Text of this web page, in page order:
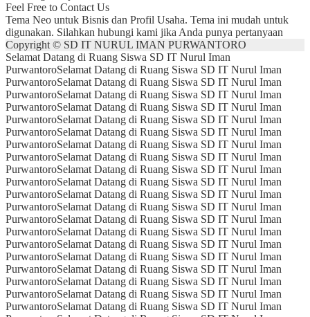
Feel Free to Contact Us
Tema Neo untuk Bisnis dan Profil Usaha. Tema ini mudah untuk
digunakan. Silahkan hubungi kami jika Anda punya pertanyaan
Copyright © SD IT NURUL IMAN PURWANTORO
Selamat Datang di Ruang Siswa SD IT Nurul Iman
PurwantoroSelamat Datang di Ruang Siswa SD IT Nurul Iman
PurwantoroSelamat Datang di Ruang Siswa SD IT Nurul Iman
PurwantoroSelamat Datang di Ruang Siswa SD IT Nurul Iman
PurwantoroSelamat Datang di Ruang Siswa SD IT Nurul Iman
PurwantoroSelamat Datang di Ruang Siswa SD IT Nurul Iman
PurwantoroSelamat Datang di Ruang Siswa SD IT Nurul Iman
PurwantoroSelamat Datang di Ruang Siswa SD IT Nurul Iman
PurwantoroSelamat Datang di Ruang Siswa SD IT Nurul Iman
PurwantoroSelamat Datang di Ruang Siswa SD IT Nurul Iman
PurwantoroSelamat Datang di Ruang Siswa SD IT Nurul Iman
PurwantoroSelamat Datang di Ruang Siswa SD IT Nurul Iman
PurwantoroSelamat Datang di Ruang Siswa SD IT Nurul Iman
PurwantoroSelamat Datang di Ruang Siswa SD IT Nurul Iman
PurwantoroSelamat Datang di Ruang Siswa SD IT Nurul Iman
PurwantoroSelamat Datang di Ruang Siswa SD IT Nurul Iman
PurwantoroSelamat Datang di Ruang Siswa SD IT Nurul Iman
PurwantoroSelamat Datang di Ruang Siswa SD IT Nurul Iman
PurwantoroSelamat Datang di Ruang Siswa SD IT Nurul Iman
PurwantoroSelamat Datang di Ruang Siswa SD IT Nurul Iman
PurwantoroSelamat Datang di Ruang Siswa SD IT Nurul Iman